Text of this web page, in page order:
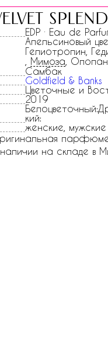
EDP · Eau de
Апельсиновый
Гелиотропин,
Мимоза ,
Самбак
Goldfield & Banks
Цветочные и
2019
кий:
женские, мужские
на складе в